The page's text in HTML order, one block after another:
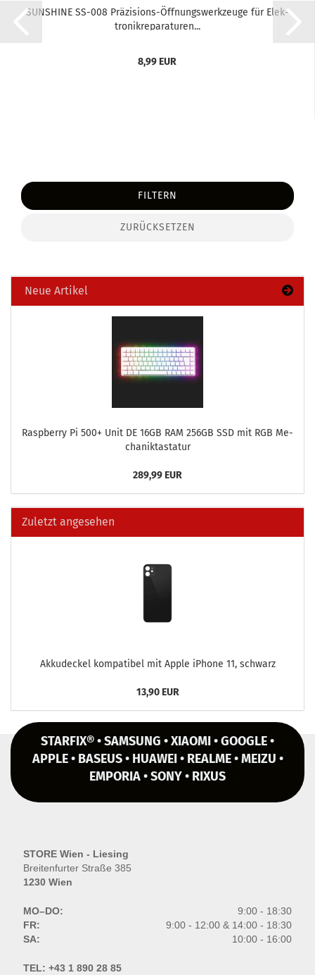
SUN­SHI­NE SS-​008 Präzisions-​​Öff­nungs­werk­zeu­ge für Elek­
tro­nik­re­pa­ra­tu­ren...
8,99 EUR
FILTERN
ZURÜCKSETZEN
Neue Artikel
Raspber­ry Pi 500+ Unit DE 16GB RAM 256GB SSD mit RGB Me­
cha­nik­tas­ta­tur
289,99 EUR
Zuletzt angesehen
Ak­ku­de­ckel kom­pa­ti­bel mit Apple iPho­ne 11, schwarz
13,90 EUR
STARFIX® • SAMSUNG • XIAOMI • GOOGLE •
APPLE • BASEUS • HUAWEI • REALME • MEIZU •
EMPORIA • SONY • RIXUS
STORE Wien - Liesing
Breitenfurter Straße 385
1230 Wien
MO–DO:
9:00 - 18:30
FR:
9:00 - 12:00 & 14:00 - 18:30
SA:
10:00 - 16:00
TEL: +43 1 890 28 85